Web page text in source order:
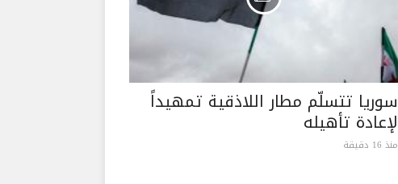
سوريا تتسلّم مطار اللاذقية تمهيداً
لإعادة تأهيله
منذ 16 دقيقة